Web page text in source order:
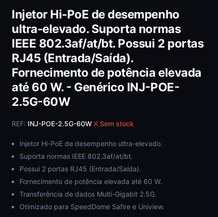
Injetor Hi-PoE de desempenho
ultra-elevado. Suporta normas
IEEE 802.3af/at/bt. Possui 2 portas
RJ45 (Entrada/Saída).
Fornecimento de potência elevada
até 60 W. - Genérico INJ-POE-
2.5G-60W
REF: INJ-POE-2.5G-60W Sem stock
Injetor Hi-PoE de desempenho ultra-elevado.
Suporta normas IEEE 802.3af/at/bt.
Possui 2 portas RJ45 (Entrada/Saída).
Fornecimento de potência elevada até 60 W.
Transferência de dados Multi-Gigabit 2.5G.
Otimizado para SpeedDome Safire e Uniview.